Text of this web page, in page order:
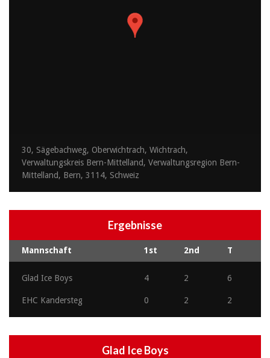
30, Sägebachweg, Oberwichtrach, Wichtrach,
Verwaltungskreis Bern-Mittelland, Verwaltungsregion Bern-
Mittelland, Bern, 3114, Schweiz
Ergebnisse
Mannschaft 1st 2nd T
Glad Ice Boys 4 2 6
EHC Kandersteg 0 2 2
Glad Ice Boys